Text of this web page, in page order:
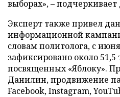
выборах», –
Эксперт также привел
информационной
словам политолога, с
зафиксировано около
посвященных «Яблоку».
Данилин, продвижение
Facebook, Instagram,